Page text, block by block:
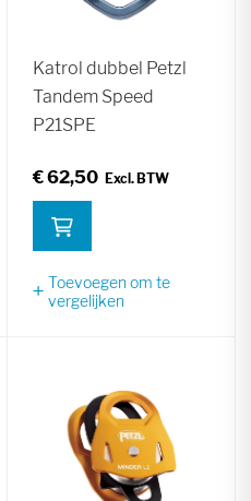
Katrol dubbel Petzl
Tandem Speed
P21SPE
€ 62,50
Toevoegen om te
vergelijken